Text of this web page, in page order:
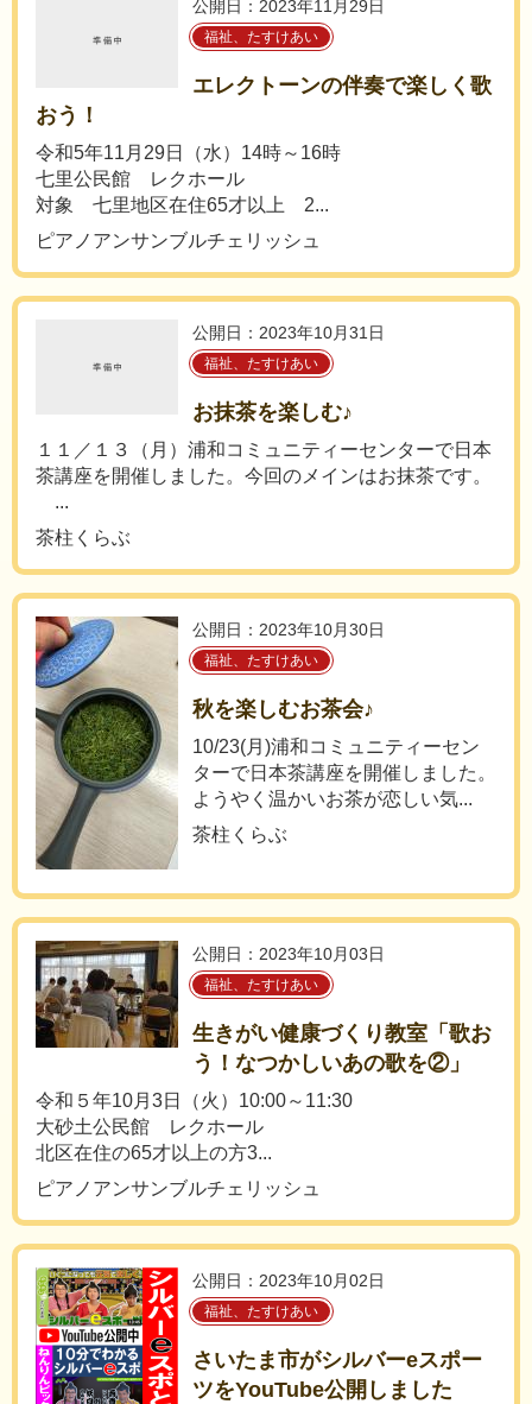
公開日：2023年11月29日
福祉、たすけあい
エレクトーンの伴奏で楽しく歌
おう！
令和5年11月29日（水）14時～16時
七里公民館 レクホール
対象 七里地区在住65才以上 2...
ピアノアンサンブルチェリッシュ
公開日：2023年10月31日
福祉、たすけあい
お抹茶を楽しむ♪
１１／１３（月）浦和コミュニティーセンターで日本
茶講座を開催しました。今回のメインはお抹茶です。
...
茶柱くらぶ
公開日：2023年10月30日
福祉、たすけあい
秋を楽しむお茶会♪
10/23(月)浦和コミュニティーセン
ターで日本茶講座を開催しました。
ようやく温かいお茶が恋しい気...
茶柱くらぶ
公開日：2023年10月03日
福祉、たすけあい
生きがい健康づくり教室「歌お
う！なつかしいあの歌を②」
令和５年10月3日（火）10:00～11:30
大砂土公民館 レクホール
北区在住の65才以上の方3...
ピアノアンサンブルチェリッシュ
公開日：2023年10月02日
福祉、たすけあい
さいたま市がシルバーeスポー
ツをYouTube公開しました